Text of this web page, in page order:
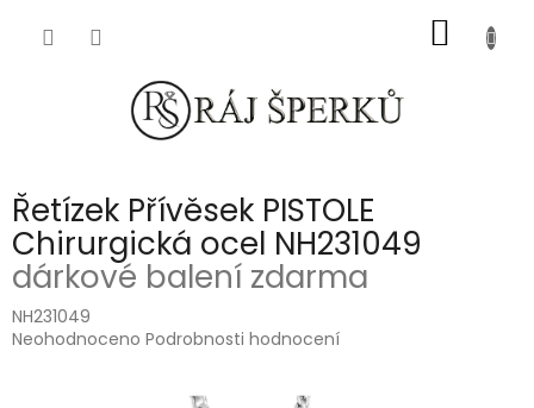
KOŠÍK
Řetízek Přívěsek PISTOLE
Chirurgická ocel NH231049
dárkové balení zdarma
NH231049
Průměrné
Neohodnoceno Podrobnosti hodnocení